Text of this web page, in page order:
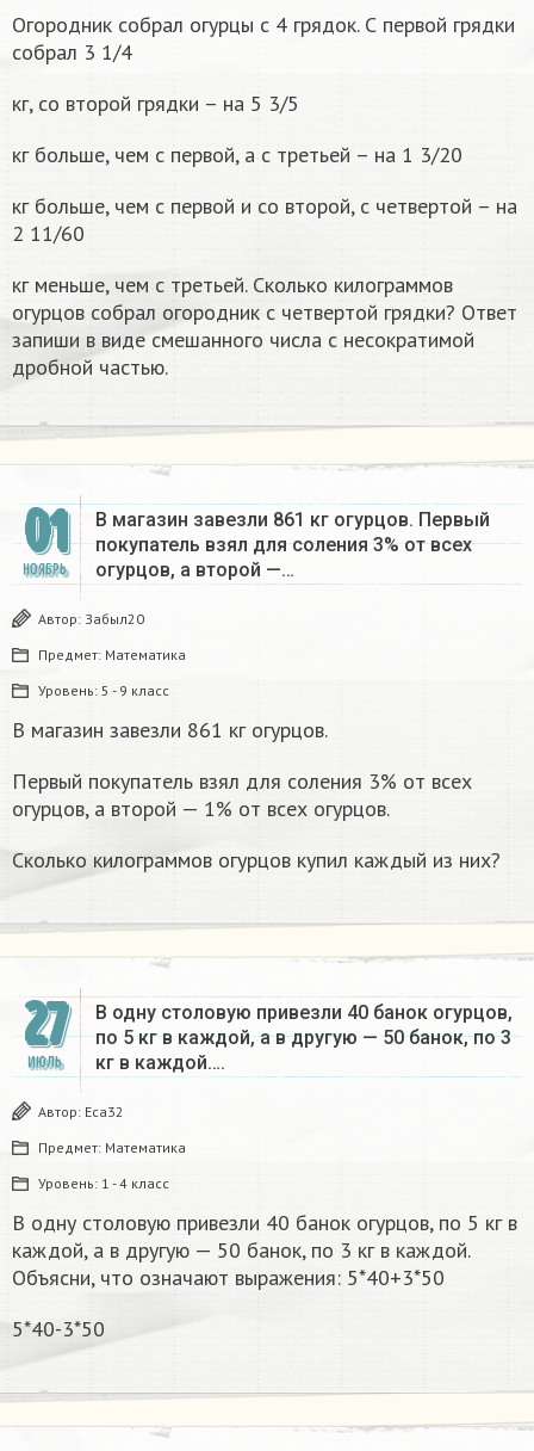
Огородник собрал огурцы с 4 грядок. С первой грядки
собрал 3 1/4
кг, со второй грядки – на 5 3/5
кг больше, чем с первой, а с третьей – на 1 3/20
кг больше, чем с первой и со второй, с четвертой – на
2 11/60
кг меньше, чем с третьей. Сколько килограммов
огурцов собрал огородник с четвертой грядки? Ответ
запиши в виде смешанного числа с несократимой
дробной частью.
01
НОЯБРЬ
В магазин завезли 861 кг огурцов. Первый
покупатель взял для соления 3% от всех
огурцов, а второй —…
Автор: Забыл20
Предмет: Математика
Уровень: 5 - 9 класс
В магазин завезли 861 кг огурцов.
Первый покупатель взял для соления 3% от всех
огурцов, а второй — 1% от всех огурцов.
Сколько килограммов огурцов купил каждый из них?
27
ИЮЛЬ
В одну столовую привезли 40 банок огурцов,
по 5 кг в каждой, а в другую — 50 банок, по 3
кг в каждой….
Автор: Eca32
Предмет: Математика
Уровень: 1 - 4 класс
В одну столовую привезли 40 банок огурцов, по 5 кг в
каждой, а в другую — 50 банок, по 3 кг в каждой.
Объясни, что означают выражения: 5*40+3*50
5*40-3*50